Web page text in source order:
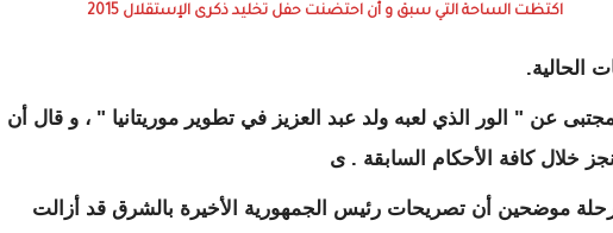
اكتظت الساحة التي سبق و أن احتضنت حفل تخليد ذكرى الإستقلال 2015
الحالية.
عن " الور الذي لعبه ولد عبد العزيز في تطوير موريتانيا " ، و قال أن
خلال كافة الأحكام السابقة . ى
موضحين أن تصريحات رئيس الجمهورية الأخيرة بالشرق قد أزالت